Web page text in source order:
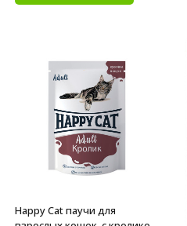
Happy Cat паучи для